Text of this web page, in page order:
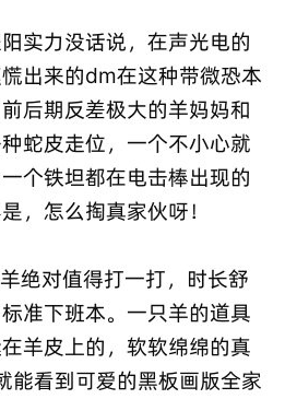
实力没话说，在声光电的
出来的dm在这种带微恐本
后期反差极大的羊妈妈和
蛇皮走位，一个不小心就
个铁坦都在电击棒出现的
，怎么掏真家伙呀！
绝对值得打一打，时长舒
准下班本。一只羊的道具
羊皮上的，软软绵绵的真
能看到可爱的黑板画版全家